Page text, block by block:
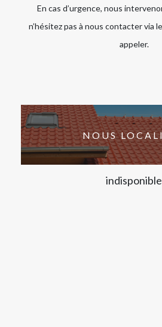
En cas d’urgence, nous
n’hésitez pas à nous contacter via
appeler.
NOUS
indisponible